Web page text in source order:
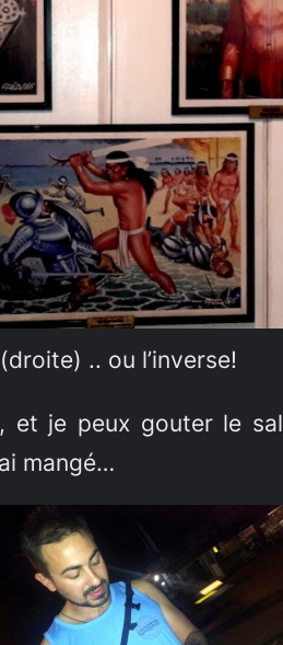
.. ou l’inverse!
et je peux gouter le
mangé…